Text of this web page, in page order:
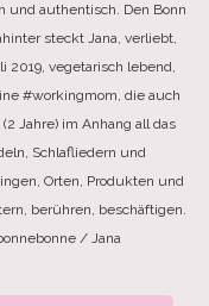
und authentisch. Den Bonn
steckt Jana, verliebt,
2019, vegetarisch lebend,
#workingmom, die auch
Jahre) im Anhang all das
Schlafliedern und
Orten, Produkten und
berühren, beschäftigen.
/ Jana